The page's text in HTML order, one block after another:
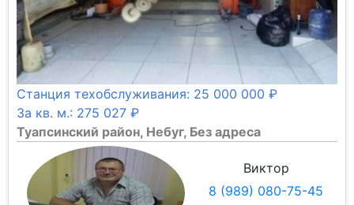
Станция техобслуживания: 25 000 000 ₽
За кв. м.: 275 027 ₽
Туапсинский район, Небуг, Без адреса
Виктор
8 (989) 080-75-45